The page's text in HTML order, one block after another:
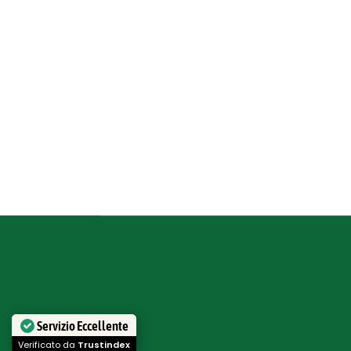
Servizio Eccellente
Verificato da Trustindex